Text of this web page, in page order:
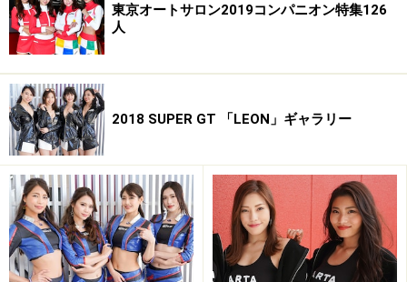
東京オートサロン2019コンパニオン特集126
人
2018 SUPER GT 「LEON」ギャラリー